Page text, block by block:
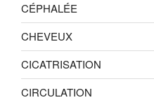
CÉPHALÉE
CHEVEUX
CICATRISATION
CIRCULATION